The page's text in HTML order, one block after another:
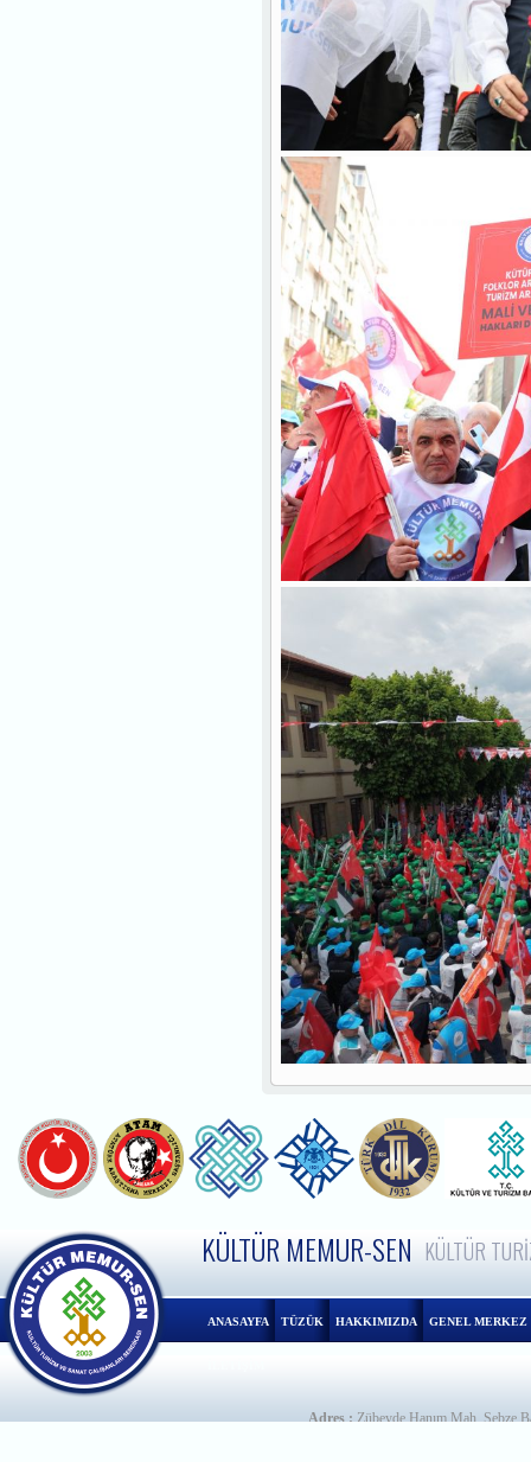
KÜLTÜR MEMUR-SEN KÜLTÜR
ANASAYFA TÜZÜK HAKKIMIZDA GENEL
Adres : Zübeyde Hanım Mah. Sebze